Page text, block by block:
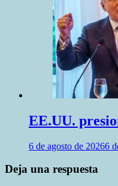
EE.UU.
6 de agosto de 20266
Deja una respuesta